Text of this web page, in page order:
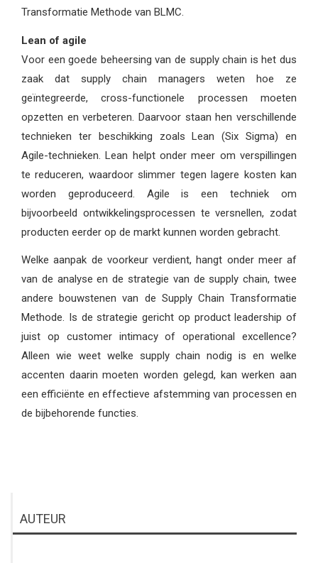
Transformatie Methode van BLMC.
Lean of agile
Voor een goede beheersing van de supply chain is het dus
zaak dat supply chain managers weten hoe ze
geïntegreerde, cross-functionele processen moeten
opzetten en verbeteren. Daarvoor staan hen verschillende
technieken ter beschikking zoals Lean (Six Sigma) en
Agile-technieken. Lean helpt onder meer om verspillingen
te reduceren, waardoor slimmer tegen lagere kosten kan
worden geproduceerd. Agile is een techniek om
bijvoorbeeld ontwikkelingsprocessen te versnellen, zodat
producten eerder op de markt kunnen worden gebracht.
Welke aanpak de voorkeur verdient, hangt onder meer af
van de analyse en de strategie van de supply chain, twee
andere bouwstenen van de Supply Chain Transformatie
Methode. Is de strategie gericht op product leadership of
juist op customer intimacy of operational excellence?
Alleen wie weet welke supply chain nodig is en welke
accenten daarin moeten worden gelegd, kan werken aan
een efficiënte en effectieve afstemming van processen en
de bijbehorende functies.
AUTEUR